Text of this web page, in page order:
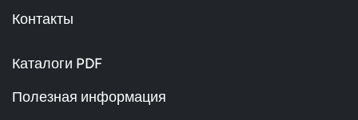
Контакты
Каталоги PDF
Полезная информация